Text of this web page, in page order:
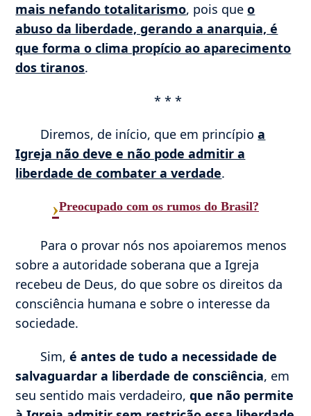
mais nefando totalitarismo, pois queo
abuso da liberdade, gerando a anarquia, é
que forma o clima propício ao aparecimento
dos tiranos.
* * *
Diremos, de início, que em princípioa
Igreja não deve e não pode admitir a
liberdade de combater a verdade.
›Preocupado com os rumos do Brasil?
Para o provar nós nos apoiaremos menos
sobre a autoridade soberana que a Igreja
recebeu de Deus, do que sobre os direitos da
consciência humana e sobre o interesse da
sociedade.
Sim,é antes de tudo a necessidade de
salvaguardar a liberdade de consciência, em
seu sentido mais verdadeiro,que não permite